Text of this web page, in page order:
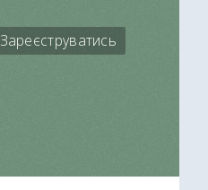
Зареєструватись